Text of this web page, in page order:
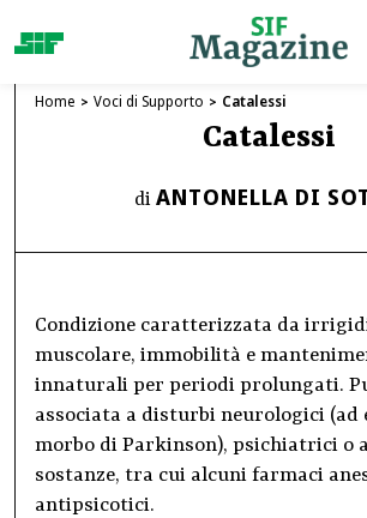
Home Voci di Supporto Catalessi
Catalessi
di ANTONELLA DI
Condizione caratterizzata da
muscolare, immobilità e
innaturali per periodi prolungati.
associata a disturbi neurologici (ad
morbo di Parkinson), psichiatrici o
sostanze, tra cui alcuni farmaci
antipsicotici.